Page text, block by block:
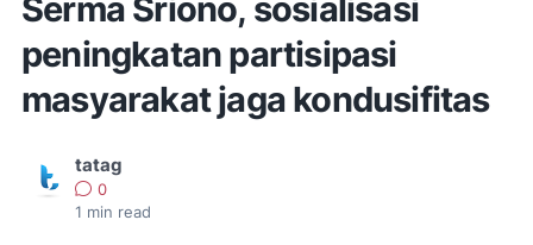
Serma Sriono, sosialisasi
peningkatan partisipasi
masyarakat jaga kondusifitas
tatag
0
1 min read